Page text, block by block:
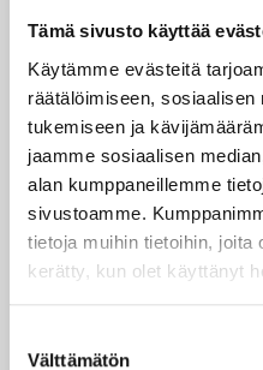
Tämä sivusto käyttää
Käytämme evästeitä
räätälöimiseen,
tukemiseen ja
jaamme sosiaalisen
alan kumppaneillemme
sivustoamme.
tietoja muihin tietoihin, joita
kerätty, kun olet käyttänyt
valinta
Välttämätön
Tekstiilipintojen
Kaikki kodin tekstiilipintaiset
puhtaana
edullisesti tai tietysti voi
Painehuuhtelulaitteella
myös matot, patjat,
asuntovaunun verhoilut,
Lue lisää